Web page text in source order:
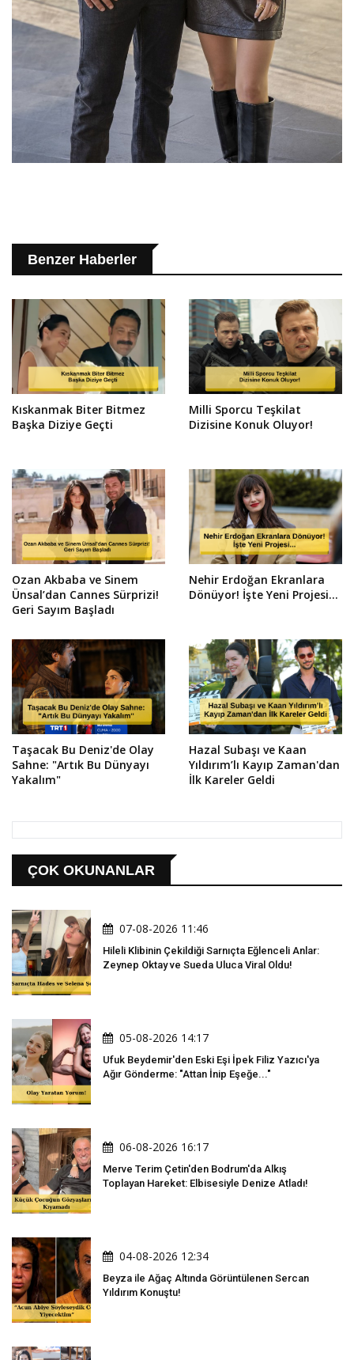
Benzer Haberler
Kıskanmak Biter Bitmez
Başka Diziye Geçti
Milli Sporcu Teşkilat
Dizisine Konuk Oluyor!
Ozan Akbaba ve Sinem
Ünsal’dan Cannes Sürprizi!
Geri Sayım Başladı
Nehir Erdoğan Ekranlara
Dönüyor! İşte Yeni Projesi...
Taşacak Bu Deniz'de Olay
Sahne: "Artık Bu Dünyayı
Yakalım"
Hazal Subaşı ve Kaan
Yıldırım’lı Kayıp Zaman'dan
İlk Kareler Geldi
ÇOK OKUNANLAR
07-08-2026 11:46
Hileli Klibinin Çekildiği Sarnıçta Eğlenceli Anlar:
Zeynep Oktay ve Sueda Uluca Viral Oldu!
05-08-2026 14:17
Ufuk Beydemir'den Eski Eşi İpek Filiz Yazıcı'ya
Ağır Gönderme: "Attan İnip Eşeğe..."
06-08-2026 16:17
Merve Terim Çetin'den Bodrum'da Alkış
Toplayan Hareket: Elbisesiyle Denize Atladı!
04-08-2026 12:34
Beyza ile Ağaç Altında Görüntülenen Sercan
Yıldırım Konuştu!